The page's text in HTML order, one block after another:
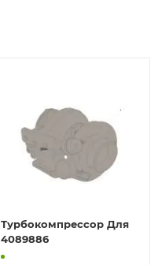
Турбокомпрессор Для
4089886